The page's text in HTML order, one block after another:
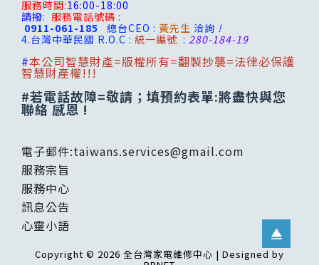
服務時間:16:00-18:00
請撥: 服務電話號碼 :
0911-061-185 總台CEO : 黃先生 洽詢 !
4.台灣中華民國 R.O.C : 統一編號 : 280-184-19
#本公司智慧財產=版權所有=翻製抄襲=法律必保護
智慧財產權!!!
#若電話故障=敬請；填預約表單:將盡快與您
聯絡 感恩 !
電子郵件:taiwans.services@gmail.com
服務宗旨
服務中心
訊息公告
心靈小語
Copyright © 2026 全台灣家電維修中心 | Designed by